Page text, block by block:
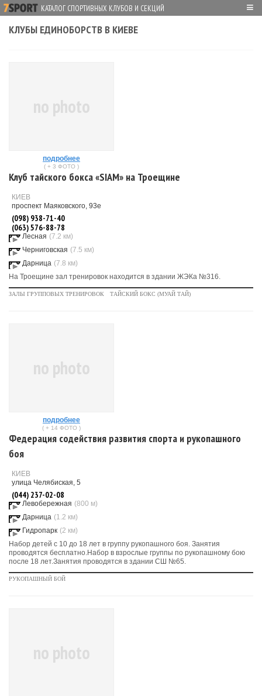
КАТАЛОГ СПОРТИВНЫХ КЛУБОВ И СЕКЦИЙ ≡
КЛУБЫ ЕДИНОБОРСТВ В КИЕВЕ
no photo
подробнее
( + 3 ФОТО )
Клуб тайского бокса «SIAM» на Троещине
КИЕВ
проспект Маяковского, 93е
(098) 938-71-40
(063) 576-88-78
Лесная (7.2 км)
Черниговская (7.5 км)
Дарница (7.8 км)
На Троещине зал тренировок находится в здании ЖЭКа №316.
ЗАЛЫ ГРУППОВЫХ ТРЕНИРОВОК ТАЙСКИЙ БОКС (МУАЙ ТАЙ)
no photo
подробнее
( + 14 ФОТО )
Федерация содействия развития спорта и рукопашного
боя
КИЕВ
улица Челябиская, 5
(044) 237-02-08
Левобережная (800 м)
Дарница (1.2 км)
Гидропарк (2 км)
Набор детей с 10 до 18 лет в группу рукопашного боя. Занятия
проводятся бесплатно.Набор в взрослые группы по рукопашному бою
после 18 лет.Занятия проводятся в здании СШ №65.
РУКОПАШНЫЙ БОЙ
no photo